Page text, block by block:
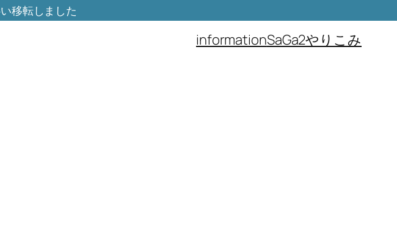
移転しました
informationSaGa2やりこみ